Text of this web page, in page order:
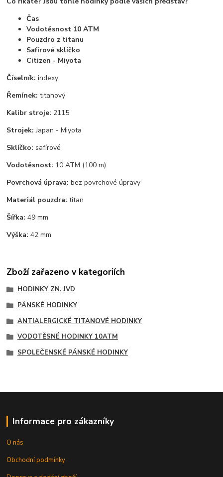
Čas
Vodotěsnost 10 ATM
Pouzdro z titanu
Safírové sklíčko
Citizen - Miyota
Číselník: indexy
Řemínek: titanový
Kalibr stroje: 2115
Strojek: Japan - Miyota
Sklíčko: safírové
Vodotěsnost: 10 ATM (100 m)
Povrchová úprava: bez povrchové úpravy
Materiál pouzdra: titan
Šířka: 49 mm
Výška: 42 mm
Zboží zařazeno v kategoriích
HODINKY ZN. JVD
PÁNSKÉ HODINKY
ANTIALERGICKÉ TITANOVÉ HODINKY
VODOTĚSNÉ HODINKY 10ATM
SPOLEČENSKÉ PÁNSKÉ HODINKY
Informace pro zákazníky
O nás
Obchodní podmínky